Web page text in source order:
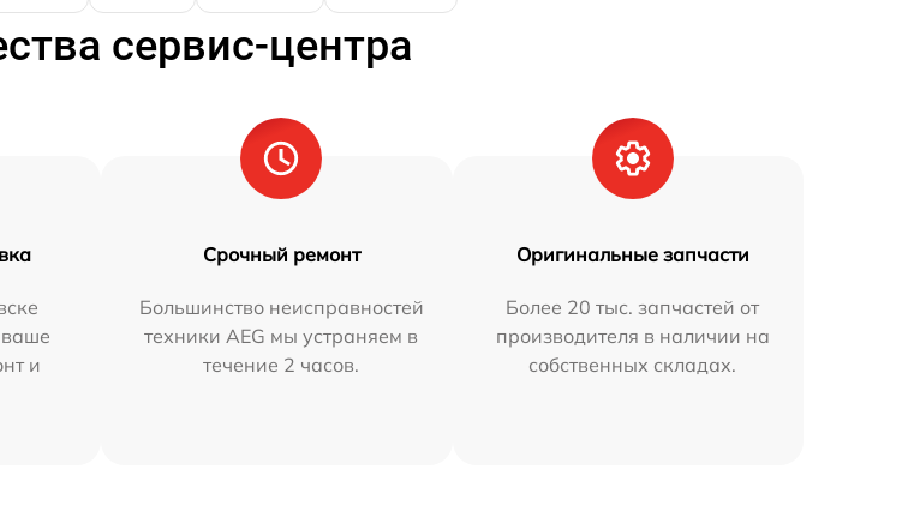
сервис-центра
ваше
и
Срочный ремонт
Большинство неисправностей
техники AEG мы устраняем в
течение 2 часов.
Оригинальные запчасти
Более 20 тыс. запчастей от
производителя в наличии на
собственных складах.